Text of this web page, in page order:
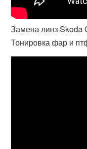
Замена линз Skoda
Тонировка фар и